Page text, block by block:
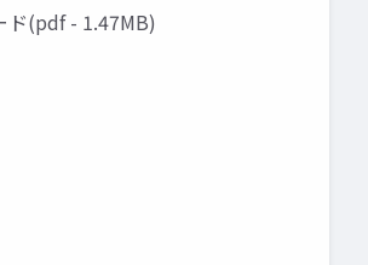
ド(pdf - 1.47MB)